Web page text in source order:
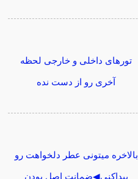
تورهای داخلی و خارجی لحظه
آخری رو از دست نده
بالاخره میتونی عطر دلخواهت رو
پیداکنی◀ضمانت اصل بودن